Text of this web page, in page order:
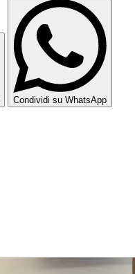
Condividi su WhatsApp